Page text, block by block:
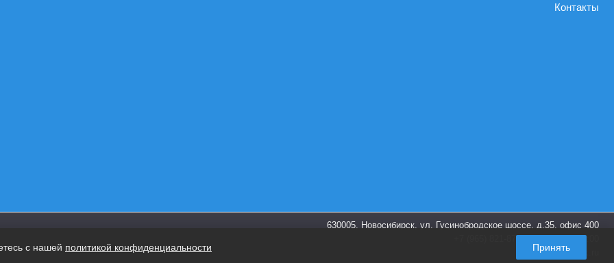
Контакты
630005, Новосибирск, ул. Гусинобродское шоссе, д.35, офис 400
+7 (965) 821-87-28
пн-пт. 9:00-18:00
info@shoes-box.ru
с нашей политикой конфиденциальности Принять